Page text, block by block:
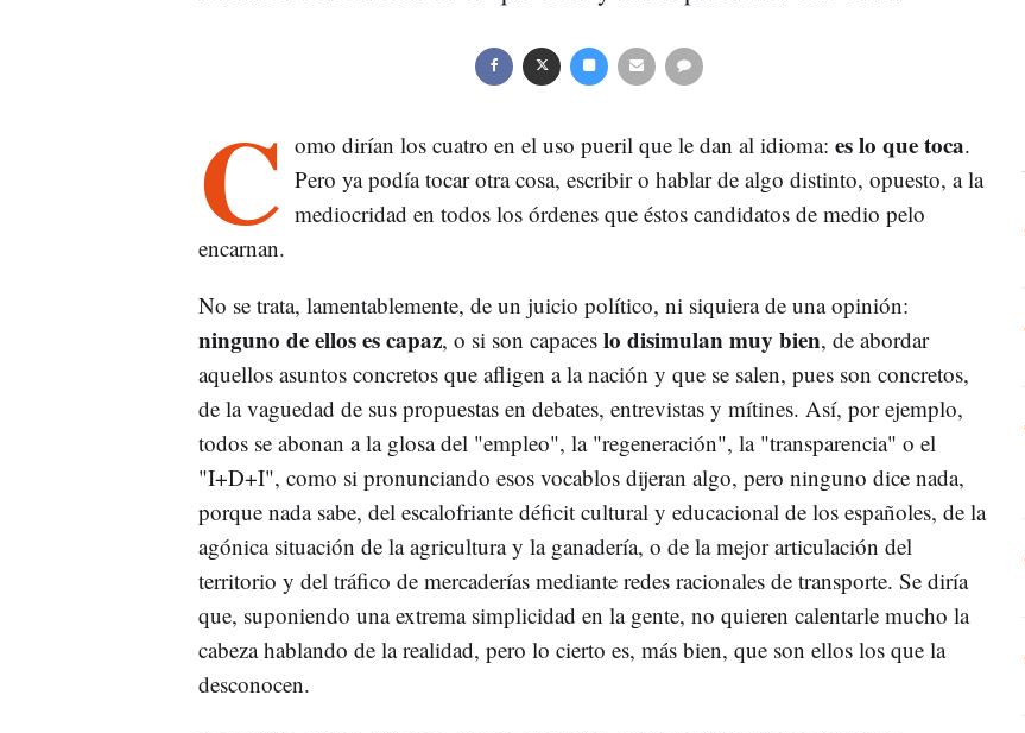
C omo dirían los cuatro en el uso pueril que le dan al idioma: es lo que toca.
Pero ya podía tocar otra cosa, escribir o hablar de algo distinto, opuesto, a la
mediocridad en todos los órdenes que éstos candidatos de medio pelo
encarnan.
No se trata, lamentablemente, de un juicio político, ni siquiera de una opinión:
ninguno de ellos es capaz, o si son capaces lo disimulan muy bien, de abordar
aquellos asuntos concretos que afligen a la nación y que se salen, pues son concretos,
de la vaguedad de sus propuestas en debates, entrevistas y mítines. Así, por ejemplo,
todos se abonan a la glosa del "empleo", la "regeneración", la "transparencia" o el
"I+D+I", como si pronunciando esos vocablos dijeran algo, pero ninguno dice nada,
porque nada sabe, del escalofriante déficit cultural y educacional de los españoles, de la
agónica situación de la agricultura y la ganadería, o de la mejor articulación del
territorio y del tráfico de mercaderías mediante redes racionales de transporte. Se diría
que, suponiendo una extrema simplicidad en la gente, no quieren calentarle mucho la
cabeza hablando de la realidad, pero lo cierto es, más bien, que son ellos los que la
desconocen.